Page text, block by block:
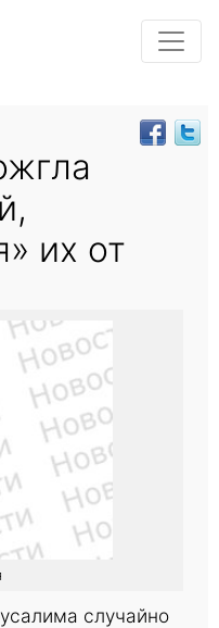
их от
случайно